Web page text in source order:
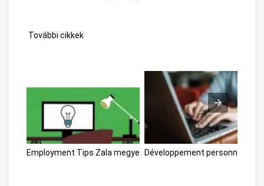
További cikkek
Employment Tips Zala megye Développement personnel